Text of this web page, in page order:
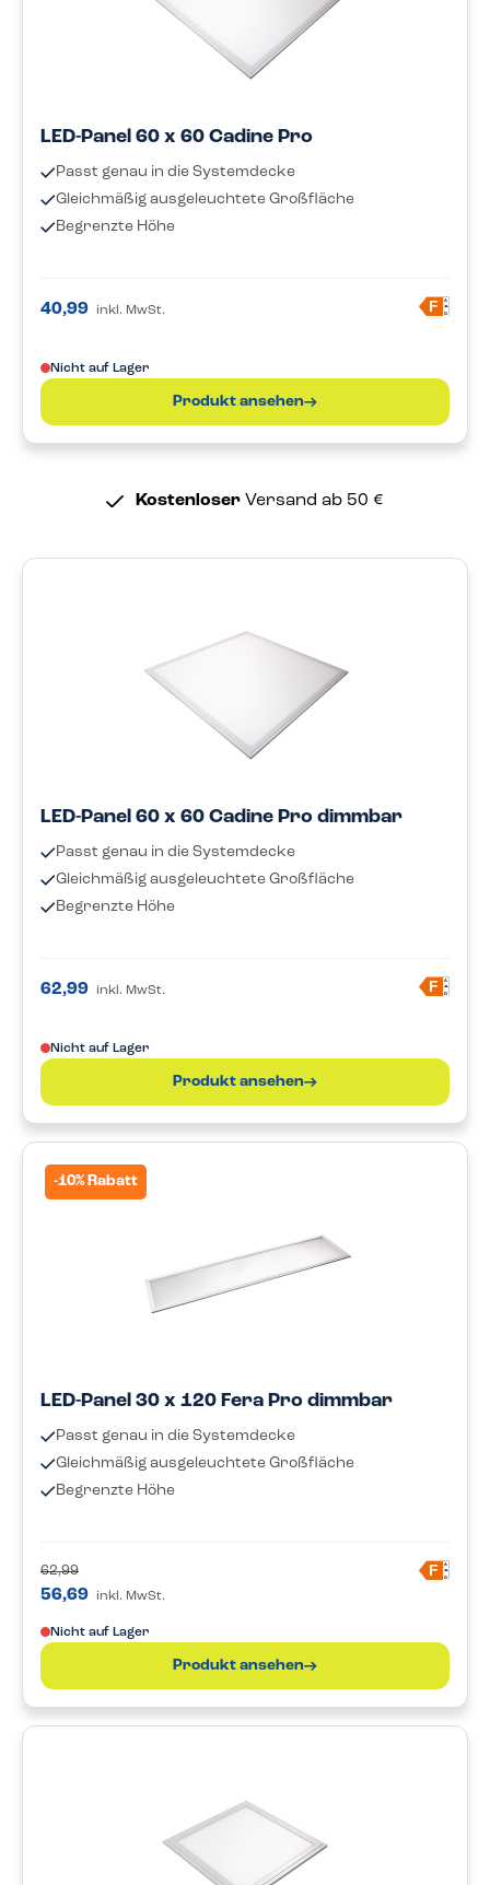
LED-Panel 60 x 60 Cadine Pro
Passt genau in die Systemdecke
Gleichmäßig ausgeleuchtete Großfläche
Begrenzte Höhe
40,99 inkl. MwSt. F A
G
Nicht auf Lager
Produkt ansehen
KostenloserVersand ab 50 €
LED-Panel 60 x 60 Cadine Pro dimmbar
Passt genau in die Systemdecke
Gleichmäßig ausgeleuchtete Großfläche
Begrenzte Höhe
62,99 inkl. MwSt. F A
G
Nicht auf Lager
Produkt ansehen
-10% Rabatt
LED-Panel 30 x 120 Fera Pro dimmbar
Passt genau in die Systemdecke
Gleichmäßig ausgeleuchtete Großfläche
Begrenzte Höhe
62,99
56,69 inkl. MwSt.
F A
G
Nicht auf Lager
Produkt ansehen